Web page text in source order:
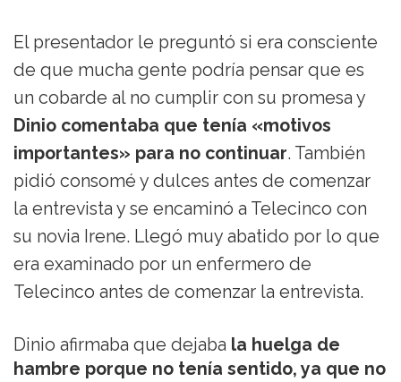
El presentador le preguntó si era consciente
de que mucha gente podría pensar que es
un cobarde al no cumplir con su promesa y
Dinio comentaba que tenía «motivos
importantes» para no continuar. También
pidió consomé y dulces antes de comenzar
la entrevista y se encaminó a Telecinco con
su novia Irene. Llegó muy abatido por lo que
era examinado por un enfermero de
Telecinco antes de comenzar la entrevista.
Dinio afirmaba que dejaba la huelga de
hambre porque no tenía sentido, ya que no